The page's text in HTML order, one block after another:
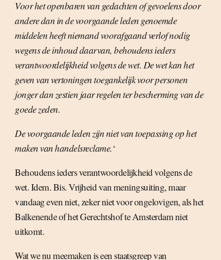
Voor het openbaren van gedachten of gevoelens door
andere dan in de voorgaande leden genoemde
middelen heeft niemand voorafgaand verlof nodig
wegens de inhoud daarvan, behoudens ieders
verantwoordelijkheid volgens de wet. De wet kan het
geven van vertoningen toegankelijk voor personen
jonger dan zestien jaar regelen ter bescherming van de
goede zeden.
De voorgaande leden zijn niet van toepassing op het
maken van handelsreclame.‘
Behoudens ieders verantwoordelijkheid volgens de
wet. Idem. Bis. Vrijheid van meningsuiting, maar
vandaag even niet, zeker niet voor ongelovigen, als het
Balkenende of het Gerechtshof te Amsterdam niet
uitkomt.
Wat we nu meemaken is een staatsgreep van